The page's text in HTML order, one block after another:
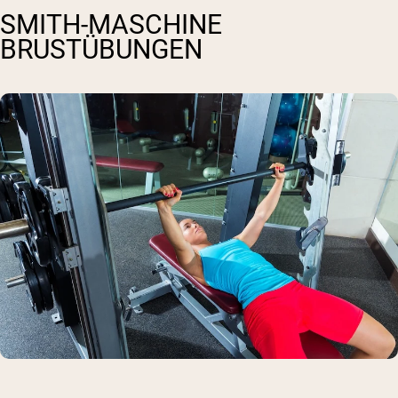
SMITH-MASCHINE
BRUSTÜBUNGEN